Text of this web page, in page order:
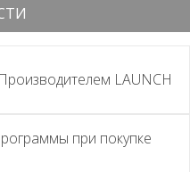
LAUNCH
при покупке